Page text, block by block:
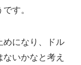
す。
めになり、ドル
いかなと考え